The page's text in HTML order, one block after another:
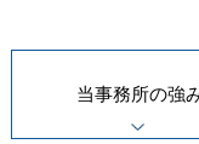
当事務所の強